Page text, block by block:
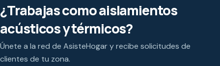
¿Trabajas como aislamientos
acústicos y térmicos?
Únete a la red de AsisteHogar y recibe solicitudes de
clientes de tu zona.